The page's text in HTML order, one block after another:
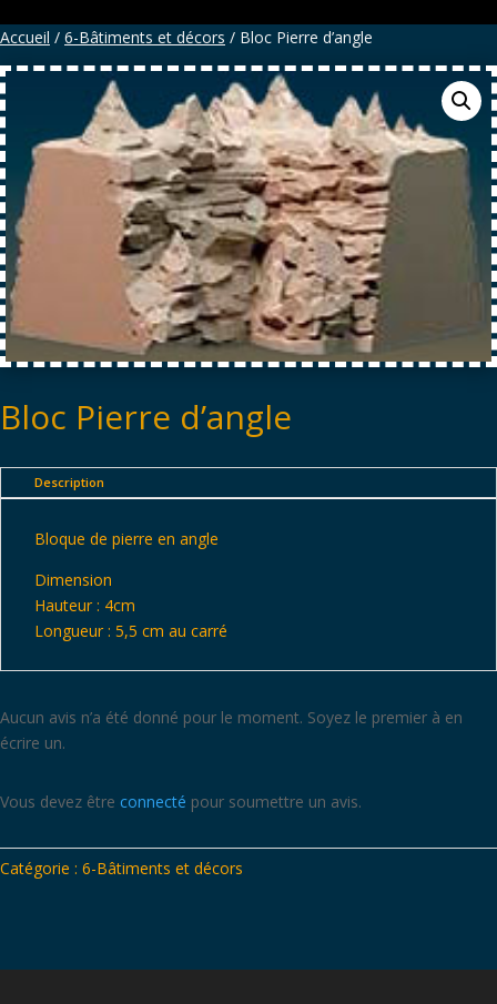
Accueil / 6-Bâtiments et décors / Bloc Pierre d’angle
Bloc Pierre d’angle
Description
Bloque de pierre en angle
Dimension
Hauteur : 4cm
Longueur : 5,5 cm au carré
Aucun avis n’a été donné pour le moment. Soyez le premier à en
écrire un.
Vous devez être connecté pour soumettre un avis.
Catégorie : 6-Bâtiments et décors